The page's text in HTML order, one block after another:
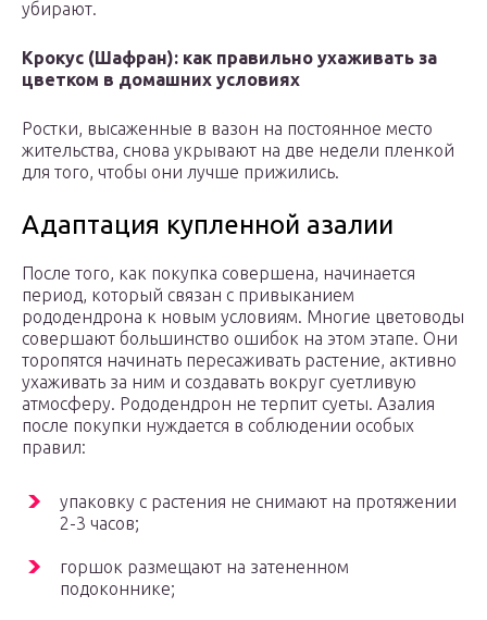
убирают.
Крокус (Шафран): как правильно ухаживать за
цветком в домашних условиях
Ростки, высаженные в вазон на постоянное место
жительства, снова укрывают на две недели пленкой
для того, чтобы они лучше прижились.
Адаптация купленной азалии
После того, как покупка совершена, начинается
период, который связан с привыканием
рододендрона к новым условиям. Многие цветоводы
совершают большинство ошибок на этом этапе. Они
торопятся начинать пересаживать растение, активно
ухаживать за ним и создавать вокруг суетливую
атмосферу. Рододендрон не терпит суеты. Азалия
после покупки нуждается в соблюдении особых
правил:
упаковку с растения не снимают на протяжении
2-3 часов;
горшок размещают на затененном
подоконнике;